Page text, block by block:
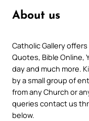
About us
Catholic Gallery
Quotes, Bible Online,
day and much more.
by a small group of
from any Church or
queries contact us
below.